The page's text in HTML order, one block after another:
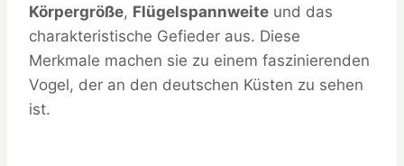
Körpergröße, Flügelspannweite und das
charakteristische Gefieder aus. Diese
Merkmale machen sie zu einem faszinierenden
Vogel, der an den deutschen Küsten zu sehen
ist.